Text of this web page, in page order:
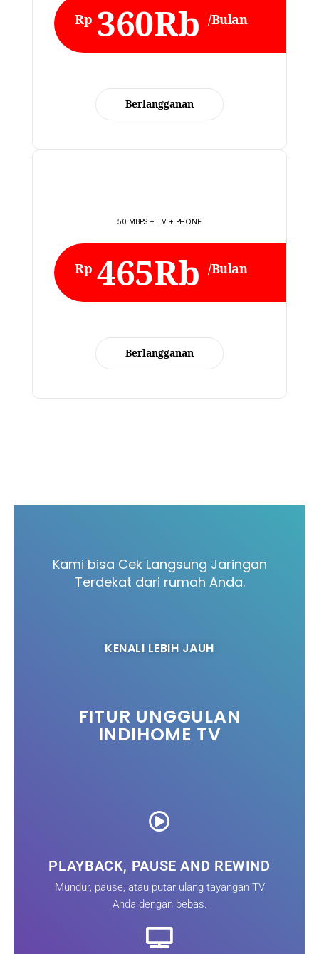
Rp 360Rb /Bulan
Berlangganan
50 MBPS + TV + PHONE
Rp 465Rb /Bulan
Berlangganan
Kami bisa Cek Langsung Jaringan
Terdekat dari rumah Anda.
KENALI LEBIH JAUH
FITUR UNGGULAN
INDIHOME TV
PLAYBACK, PAUSE AND REWIND
Mundur, pause, atau putar ulang tayangan TV
Anda dengan bebas.